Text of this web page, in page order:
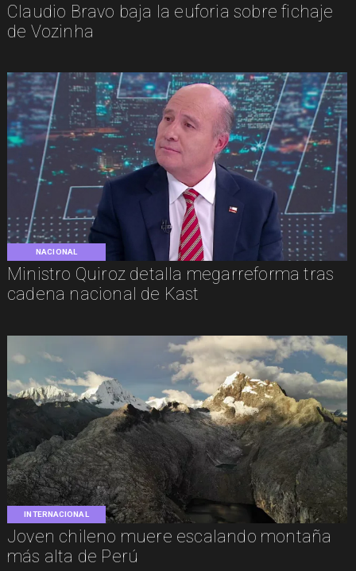
Claudio Bravo baja la euforia sobre fichaje
de Vozinha
NACIONAL
Ministro Quiroz detalla megarreforma tras
cadena nacional de Kast
INTERNACIONAL
Joven chileno muere escalando montaña
más alta de Perú